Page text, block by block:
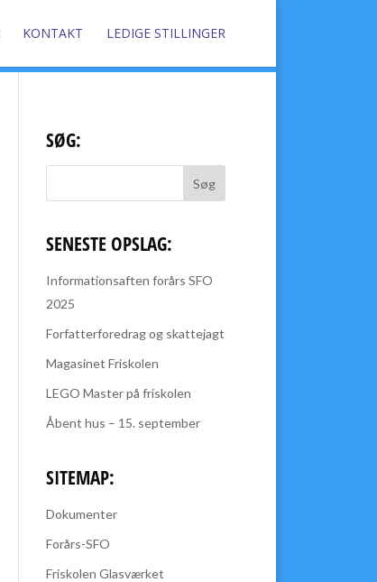
KONTAKT LEDIGE STILLINGER
SØG:
SENESTE OPSLAG:
Informationsaften forårs SFO
2025
Forfatterforedrag og skattejagt
Magasinet Friskolen
LEGO Master på friskolen
Åbent hus – 15. september
SITEMAP:
Dokumenter
Forårs-SFO
Friskolen Glasværket